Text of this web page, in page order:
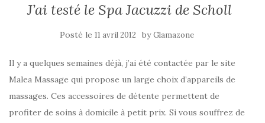
J’ai testé le Spa Jacuzzi de Scholl
Posté le 11 avril 2012 byGlamazone
Il y a quelques semaines déjà, j’ai été contactée par le site
Malea Massage qui propose un large choix d’appareils de
massages. Ces accessoires de détente permettent de
profiter de soins à domicile à petit prix. Si vous souffrez de